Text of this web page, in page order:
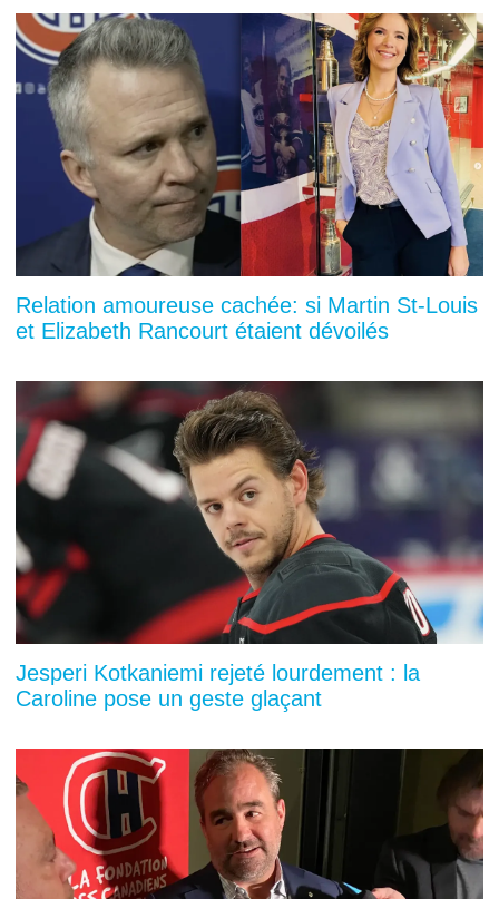
Relation amoureuse cachée: si Martin St-Louis
et Elizabeth Rancourt étaient dévoilés
Jesperi Kotkaniemi rejeté lourdement : la
Caroline pose un geste glaçant